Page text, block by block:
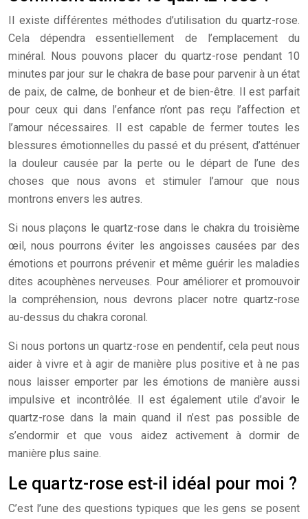
Il existe différentes méthodes d’utilisation du quartz-rose.
Cela dépendra essentiellement de l’emplacement du
minéral. Nous pouvons placer du quartz-rose pendant 10
minutes par jour sur le chakra de base pour parvenir à un état
de paix, de calme, de bonheur et de bien-être. Il est parfait
pour ceux qui dans l’enfance n’ont pas reçu l’affection et
l’amour nécessaires. Il est capable de fermer toutes les
blessures émotionnelles du passé et du présent, d’atténuer
la douleur causée par la perte ou le départ de l’une des
choses que nous avons et stimuler l’amour que nous
montrons envers les autres.
Si nous plaçons le quartz-rose dans le chakra du troisième
œil, nous pourrons éviter les angoisses causées par des
émotions et pourrons prévenir et même guérir les maladies
dites acouphènes nerveuses. Pour améliorer et promouvoir
la compréhension, nous devrons placer notre quartz-rose
au-dessus du chakra coronal.
Si nous portons un quartz-rose en pendentif, cela peut nous
aider à vivre et à agir de manière plus positive et à ne pas
nous laisser emporter par les émotions de manière aussi
impulsive et incontrôlée. Il est également utile d’avoir le
quartz-rose dans la main quand il n’est pas possible de
s’endormir et que vous aidez activement à dormir de
manière plus saine.
Le quartz-rose est-il idéal pour moi ?
C’est l’une des questions typiques que les gens se posent